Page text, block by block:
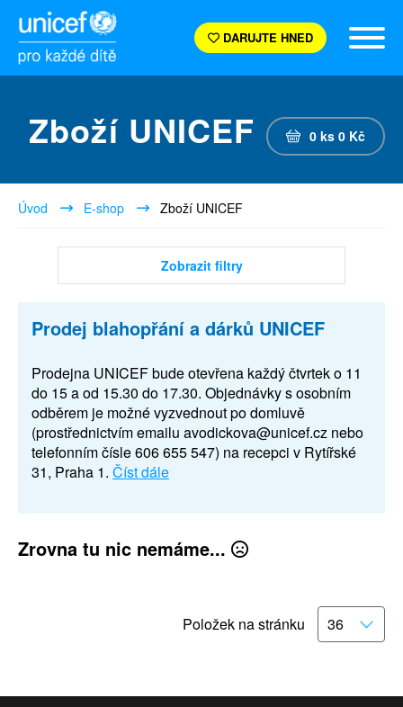
DARUJTE HNED
Zboží UNICEF 0 ks 0 Kč
Úvod E-shop Zboží UNICEF
Zobrazit filtry
Prodej blahopřání a dárků UNICEF
Prodejna UNICEF bude otevřena každý čtvrtek o 11
do 15 a od 15.30 do 17.30. Objednávky s osobním
odběrem je možné vyzvednout po domluvě
(prostřednictvím emailu avodickova@unicef.cz nebo
telefonním čísle 606 655 547) na recepci v Rytířské
31, Praha 1. Číst dále
Zrovna tu nic nemáme...
Položek na stránku